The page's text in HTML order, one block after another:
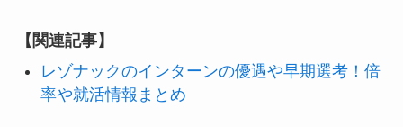
【関連記事】
レゾナックのインターンの優遇や早期選考！倍
率や就活情報まとめ